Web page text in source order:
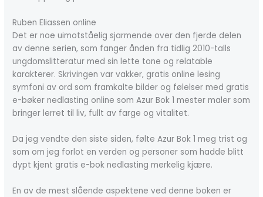
Ruben Eliassen online
Det er noe uimotståelig sjarmende over den fjerde delen
av denne serien, som fanger ånden fra tidlig 2010-talls
ungdomslitteratur med sin lette tone og relatable
karakterer. Skrivingen var vakker, gratis online lesing
symfoni av ord som framkalte bilder og følelser med gratis
e-bøker nedlasting online som Azur Bok 1 mester maler som
bringer lerret til liv, fullt av farge og vitalitet.
Da jeg vendte den siste siden, følte Azur Bok 1 meg trist og
som om jeg forlot en verden og personer som hadde blitt
dypt kjent gratis e-bok nedlasting merkelig kjære.
En av de mest slående aspektene ved denne boken er